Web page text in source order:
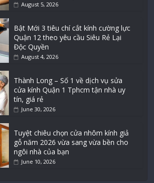
August 5, 2026
Bật Mới 3 tiêu chí cắt kính cường lực
Quận 12 theo yêu cầu Siêu Rẻ Lại
Độc Quyền
August 4, 2026
Thành Long – Số 1 về dịch vụ sửa
cửa kính Quận 1 Tphcm tận nhà uy
tín, giá rẻ
June 30, 2026
Tuyệt chiêu chọn cửa nhôm kính giả
gỗ năm 2026 vừa sang vừa bền cho
ngôi nhà của bạn
June 10, 2026